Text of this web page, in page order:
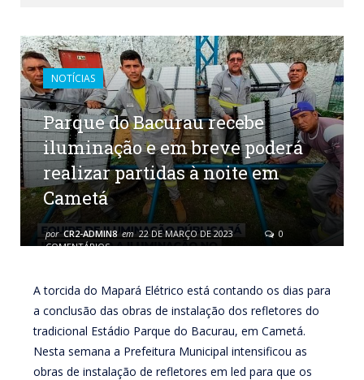
NOTÍCIAS
Parque do Bacurau recebe
iluminação e em breve poderá
realizar partidas à noite em
Cametá
por CR2-ADMIN8 em 22 DE MARÇO DE 2023
0
COMENTÁRIOS
A torcida do Mapará Elétrico está contando os dias para
a conclusão das obras de instalação dos refletores do
tradicional Estádio Parque do Bacurau, em Cametá.
Nesta semana a Prefeitura Municipal intensificou as
obras de instalação de refletores em led para que os